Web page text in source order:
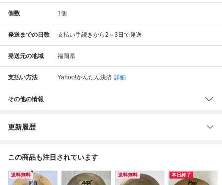
個数 1個
発送までの日数 支払い手続きから2～3日で発送
発送元の地域 福岡県
支払い方法 Yahoo!かんたん決済 詳細
その他の情報
更新履歴
この商品も注目されています
送料無料 送料無料 本日終了